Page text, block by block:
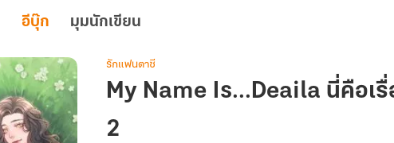
อีบุ๊ก มุมนักเขียน
รักแฟนตาซี
My Name Is...Deaila นี่คือเรื่
2